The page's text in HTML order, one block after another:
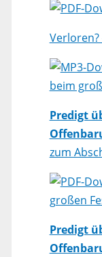
beim
Predigt
zum
großen
Predigt